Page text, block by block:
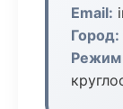
Email:
Город:
Режим